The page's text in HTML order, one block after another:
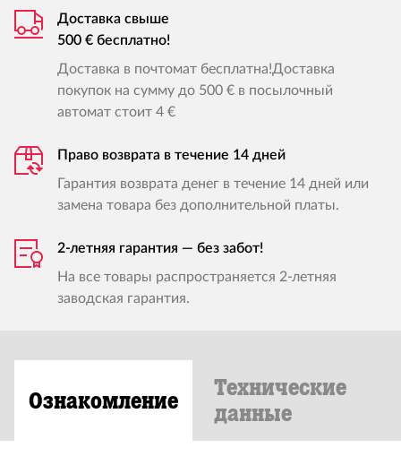
Доставка свыше
500 € бесплатно!
Доставка в почтомат бесплатна!Доставка
покупок на сумму до 500 € в посылочный
автомат стоит 4 €
Право возврата в течение 14 дней
Гарантия возврата денег в течение 14 дней или
замена товара без дополнительной платы.
2-летняя гарантия — без забот!
На все товары распространяется 2-летняя
заводская гарантия.
Ознакомление
Технические
данные